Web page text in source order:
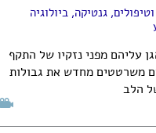
,גנטיקה,ביולוגיה
עליהם מפני נזקיו של התקף
משרטטים מחדש את גבולות
הלב